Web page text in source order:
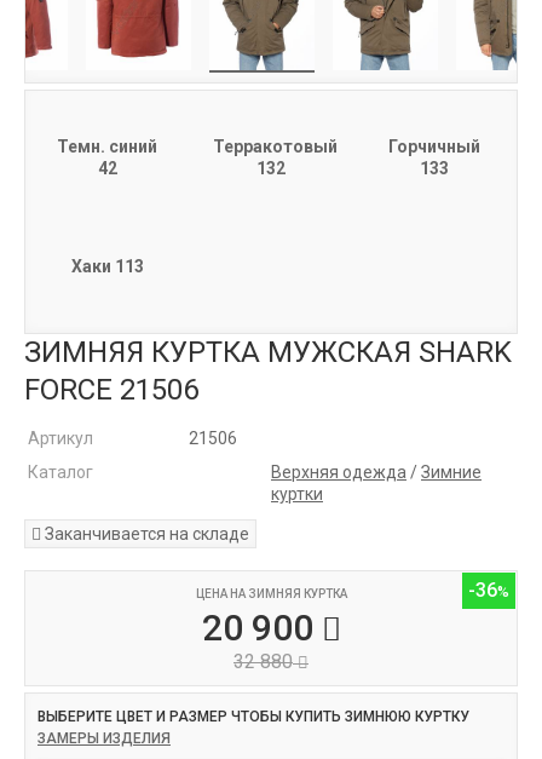
Темн. синий
42
Терракотовый
132
Горчичный
133
Хаки 113
ЗИМНЯЯ КУРТКА МУЖСКАЯ SHARK
FORCE 21506
Артикул
21506
Каталог
Верхняя одежда /Зимние
куртки
Заканчивается на складе
-36
ЦЕНА НА ЗИМНЯЯ КУРТКА
20 900
32 880
ВЫБЕРИТЕ ЦВЕТ И РАЗМЕР ЧТОБЫ КУПИТЬ ЗИМНЮЮ КУРТКУ
ЗАМЕРЫ ИЗДЕЛИЯ